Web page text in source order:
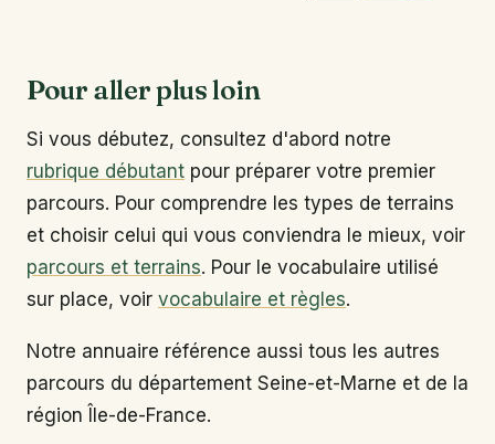
Pour aller plus loin
Si vous débutez, consultez d'abord notre
rubrique débutant pour préparer votre premier
parcours. Pour comprendre les types de terrains
et choisir celui qui vous conviendra le mieux, voir
parcours et terrains. Pour le vocabulaire utilisé
sur place, voir vocabulaire et règles.
Notre annuaire référence aussi tous les autres
parcours du département Seine-et-Marne et de la
région Île-de-France.